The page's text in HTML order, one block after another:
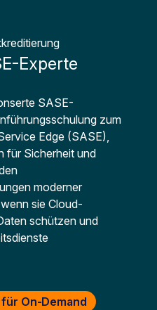
Experte
SASE-
zum
Edge (SASE),
für Sicherheit und
moderner
sie Cloud-
schützen und
On-Demand